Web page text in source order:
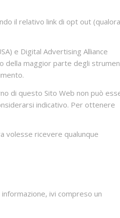
il relativo link di opt out (qualora
e Digital Advertising Alliance
della maggior parte degli
di questo Sito Web non può
indicativo. Per ottenere
volesse ricevere qualunque
ivi compreso un